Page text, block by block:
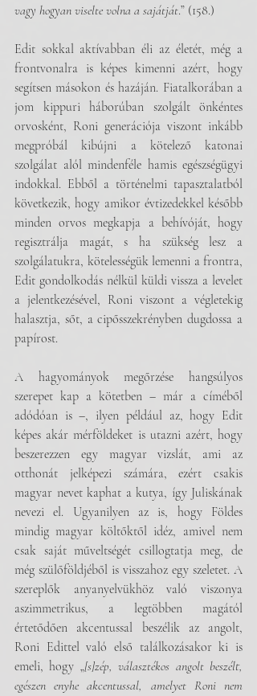
vagy hogyan viselte volna a sajátját.” (158.)
Edit sokkal aktívabban éli az életét, még a
frontvonalra is képes kimenni azért, hogy
segítsen másokon és hazáján. Fiatalkorában a
jom kippuri háborúban szolgált önkéntes
orvosként, Roni generációja viszont inkább
megpróbál kibújni a kötelező katonai
szolgálat alól mindenféle hamis egészségügyi
indokkal. Ebből a történelmi tapasztalatból
következik, hogy amikor évtizedekkel később
minden orvos megkapja a behívóját, hogy
regisztrálja magát, s ha szükség lesz a
szolgálatukra, kötelességük lemenni a frontra,
Edit gondolkodás nélkül küldi vissza a levelet
a jelentkezésével, Roni viszont a végletekig
halasztja, sőt, a cipősszekrényben dugdossa a
papírost.
A hagyományok megőrzése hangsúlyos
szerepet kap a kötetben – már a címéből
adódóan is –, ilyen például az, hogy Edit
képes akár mérföldeket is utazni azért, hogy
beszerezzen egy magyar vizslát, ami az
otthonát jelképezi számára, ezért csakis
magyar nevet kaphat a kutya, így Juliskának
nevezi el. Ugyanilyen az is, hogy Földes
mindig magyar költőktől idéz, amivel nem
csak saját műveltségét csillogtatja meg, de
még szülőföldjéből is visszahoz egy szeletet. A
szereplők anyanyelvükhöz való viszonya
aszimmetrikus, a legtöbben magától
értetődően akcentussal beszélik az angolt,
Roni Edittel való első találkozásakor ki is
emeli, hogy „[s]zép, választékos angolt beszélt,
egészen enyhe akcentussal, amelyet Roni nem